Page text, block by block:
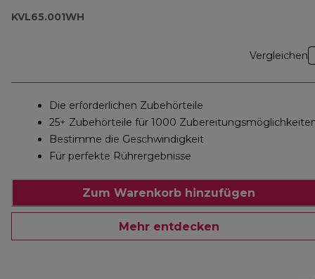
KVL65.001WH
Vergleichen
Die erforderlichen Zubehörteile
25+ Zubehörteile für 1000
Bestimme die Geschwindigkeit
Für perfekte Rührergebnisse
Zum Warenkorb hinzufügen
Mehr entdecken